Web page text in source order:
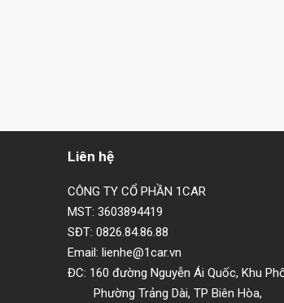
Liên hệ
CÔNG TY CỔ PHẦN 1CAR
MST: 3603894419
SĐT: 0826.84.86.88
Email: lienhe@1car.vn
ĐC: 160 đường Nguyễn Ái Quốc, Khu
Phường Trảng Dài, TP Biên Hòa,